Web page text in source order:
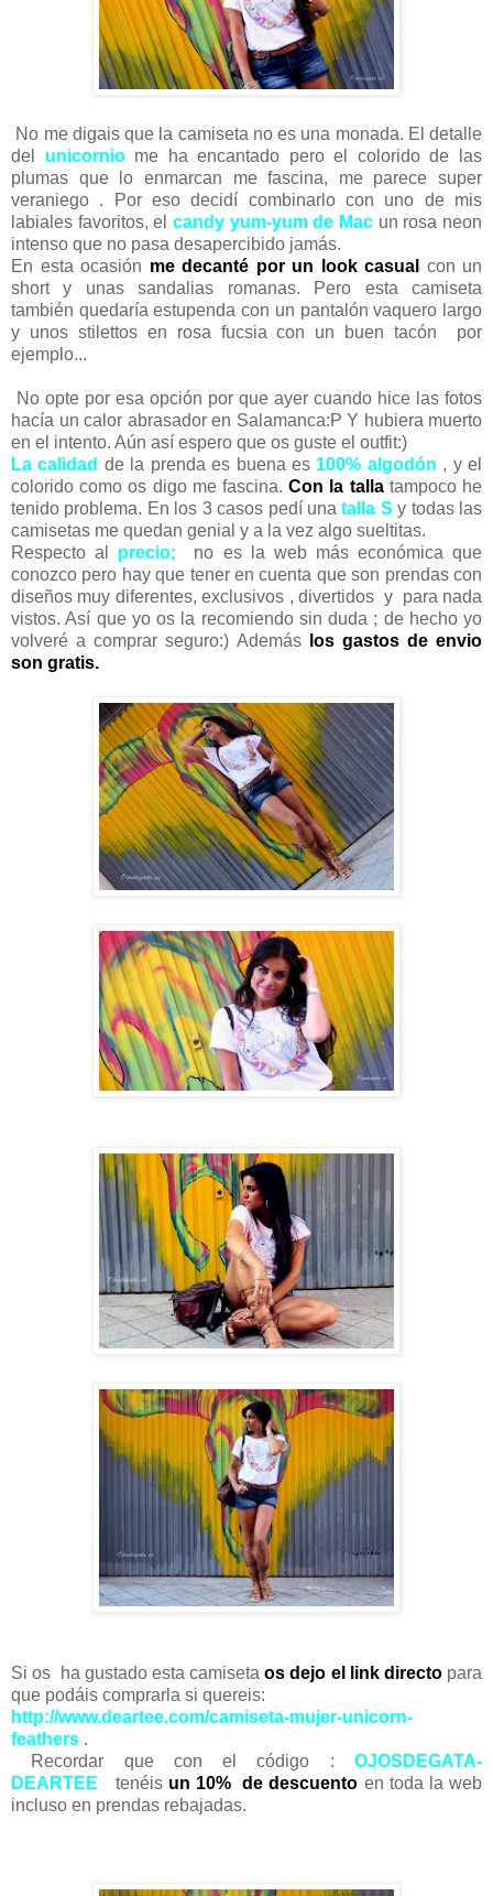
No me digais que la camiseta no es una monada. El detalle
del
unicorniome ha encantado pero el colorido de las
plumas que lo enmarcan me fascina, me parece super
veraniego . Por eso decidí combinarlo con uno de mis
labiales favoritos, el candy yum-yum de Mac un rosa neon
intenso que no pasa desapercibido jamás.
En esta ocasión me decanté por un look casual
con un
short y unas sandalias romanas. Pero esta camiseta
también quedaría estupenda con un pantalón vaquero largo
y unos stilettos en rosa fucsia con un buen tacón por
ejemplo...
No opte por esa opción por que ayer cuando hice las fotos
hacía un calor abrasador en Salamanca:P Y hubiera muerto
en el intento. Aún así espero que os guste el outfit:)
La calidad de la prenda es buena es 100% algodón , y el
colorido como os digo me fascina.Con la tallatampoco he
tenido problema. En los 3 casos pedí unatalla S y todas las
camisetas me quedan genial y a la vez algo sueltitas.
Respecto al precio; no es la web más económica que
conozco pero hay que tener en cuenta que son prendas con
diseños muy diferentes, exclusivos , divertidos y para nada
vistos. Así que yo os la recomiendo sin duda ; de hecho yo
volveré a comprar seguro:) Ademáslos gastos de envio
son gratis.
Si os ha gustado esta camisetaos dejo el link directopara
que podáis comprarla si quereis:
http://www.deartee.com/camiseta-mujer-unicorn-
feathers .
Recordar que con el código : OJOSDEGATA-
DEARTEE
tenéis un 10% de descuento en toda la web
incluso en prendas rebajadas.